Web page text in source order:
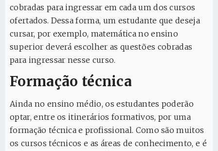
cobradas para ingressar em cada um dos cursos
ofertados. Dessa forma, um estudante que deseja
cursar, por exemplo, matemática no ensino
superior deverá escolher as questões cobradas
para ingressar nesse curso.
Formação técnica
Ainda no ensino médio, os estudantes poderão
optar, entre os itinerários formativos, por uma
formação técnica e profissional. Como são muitos
os cursos técnicos e as áreas de conhecimento, e é